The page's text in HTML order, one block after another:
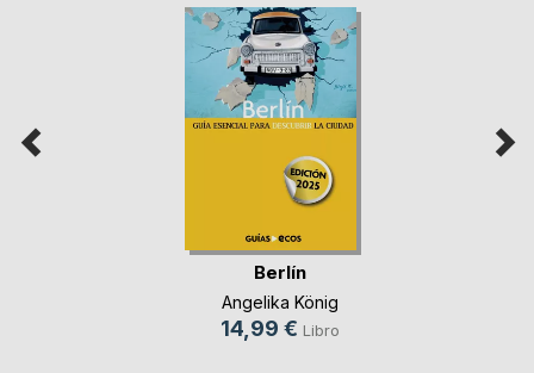
Berlín
Angelika König
14,99 € Libro